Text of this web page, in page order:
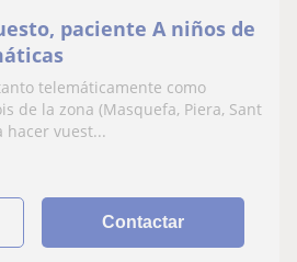
paciente A niños de
telemáticamente como
de la zona (Masquefa, Piera, Sant
hacer vuest...
Contactar